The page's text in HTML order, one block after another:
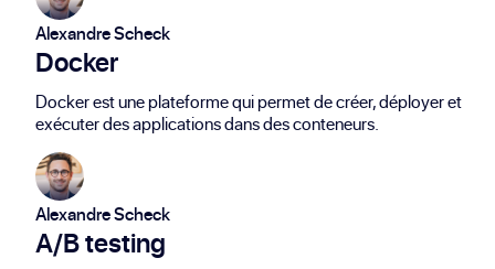
Alexandre Scheck
Docker
Docker est une plateforme qui permet de créer, déployer et
exécuter des applications dans des conteneurs.
Alexandre Scheck
A/B testing